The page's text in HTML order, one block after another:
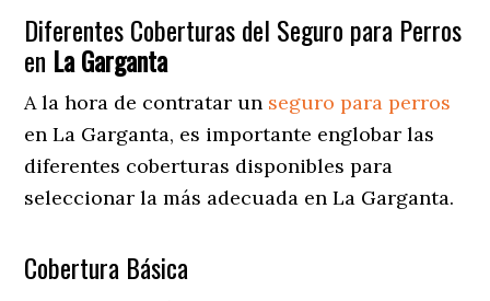
Diferentes Coberturas del Seguro para Perros
en La Garganta
A la hora de contratar un seguro para perros
en La Garganta, es importante englobar las
diferentes coberturas disponibles para
seleccionar la más adecuada en La Garganta.
Cobertura Básica